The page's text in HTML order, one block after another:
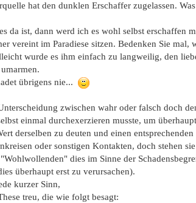
hat den dunklen Erschaffer zugelassen.
da ist, dann werd ich es wohl selbst erschaffen
im Paradiese sitzen. Bedenken Sie mal,
wurde es ihm einfach zu langweilig, den
übrigens nie...
zwischen wahr oder falsch doch
einmal durchexerzieren musste, um
derselben zu deuten und einen
oder sonstigen Kontakten, doch stehen
dies im Sinne der
überhaupt erst zu verursachen).
kurzer Sinn,
treu, die wie folgt besagt: